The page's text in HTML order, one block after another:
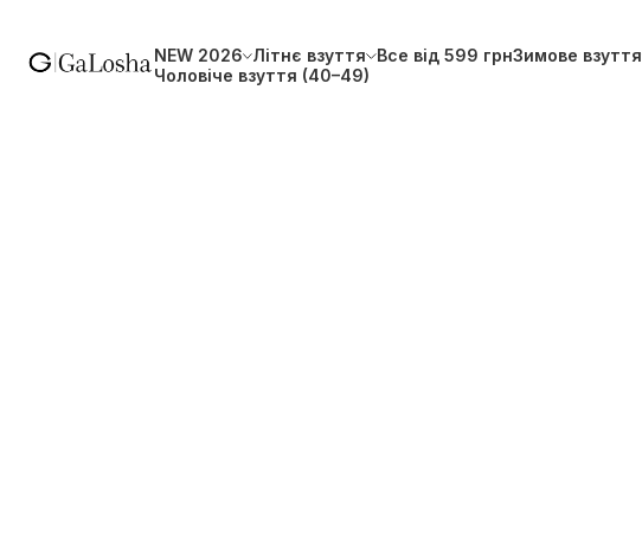
NEW 2026 Літнє взуття Все від 599 грнЗимове взуття
Чоловіче взуття (40–49)